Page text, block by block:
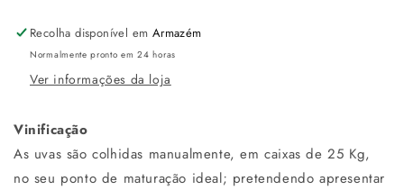
2016
Porto
2016
Porto
Recolha disponível em Armazém
Normalmente pronto em 24 horas
Ver informações da loja
Vinificação
As uvas são colhidas manualmente, em caixas de 25 Kg,
no seu ponto de maturação ideal; pretendendo apresentar